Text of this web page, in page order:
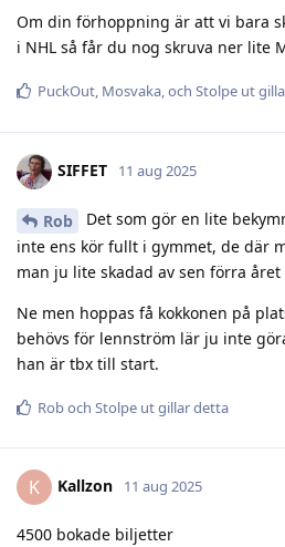
Om din förhoppning är att vi bara
i NHL så får du nog skruva ner lite
PuckOut, Mosvaka, och Stolpe ut
SIFFET 11 aug 2025
Rob
Det som gör en lite
inte ens kör fullt i gymmet, de där
man ju lite skadad av sen förra
Ne men hoppas få kokkonen på
behövs för lennström lär ju inte
han är tbx till start.
Roboch Stolpe utgillar detta
K Kallzon 11 aug 2025
4500 bokade biljetter